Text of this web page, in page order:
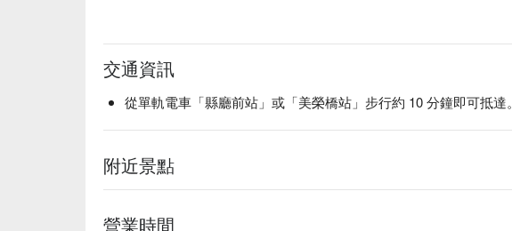
交通資訊
從單軌電車「縣廳前站」或「美榮橋站」步行約 10 分鐘即可抵達。
附近景點
營業時間